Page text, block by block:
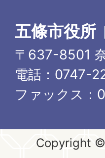
五條市役所
〒637-8501
電話：0747-
ファックス
Copyright